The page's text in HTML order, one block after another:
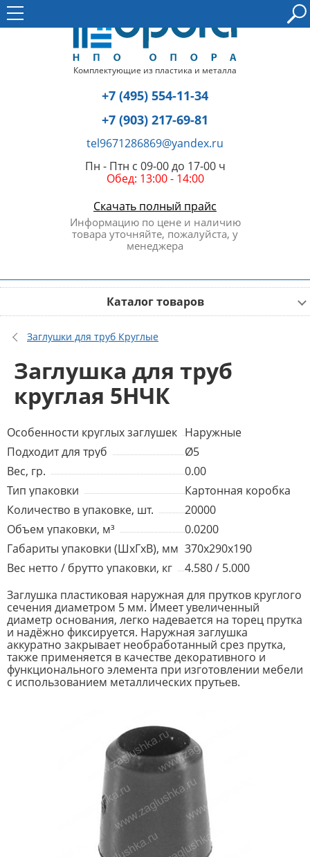
Комплектующие из пластика и металла
+7 (495) 554-11-34
+7 (903) 217-69-81
tel9671286869@yandex.ru
Пн - Птн с 09-00 до 17-00 ч
Обед: 13:00 - 14:00
Скачать полный прайс
Информацию по цене и наличию
товара уточняйте, пожалуйста, у
менеджера
Каталог товаров
Заглушки для труб Круглые
Заглушка для труб
круглая 5НЧК
Особенности круглых заглушек Наружные
Подходит для труб
Ø5
Вес, гр.
0.00
Тип упаковки
Картонная коробка
Количество в упаковке, шт.
20000
Объем упаковки, м³
0.0200
Габариты упаковки (ШхГхВ), мм 370x290x190
Вес нетто / брутто упаковки, кг
4.580 / 5.000
Заглушка пластиковая наружная для прутков круглого
сечения диаметром 5 мм. Имеет увеличенный
диаметр основания, легко надевается на торец прутка
и надёжно фиксируется. Наружная заглушка
аккуратно закрывает необработанный срез прутка,
также применяется в качестве декоративного и
функционального элемента при изготовлении мебели
с использованием металлических прутьев.